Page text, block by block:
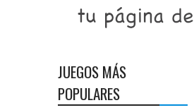
JUEGOS MÁS
POPULARES